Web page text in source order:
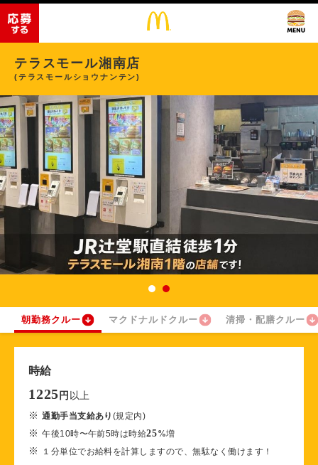
テラスモール湘南店
(テラスモールショウナンテン)
朝勤務クルー マクドナルドクルー 清掃・配膳クルー
時給
1225 円 以上
※通勤手当支給あり (規定内)
※午後10時〜午前5時は時給25%増
※ １分単位でお給料を計算しますので、無駄なく働けます！